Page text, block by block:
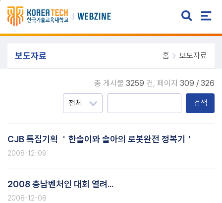
주메뉴 바로가기
본문 바로가기
보도자료 홈 보도자료
총 게시물 3259 건, 페이지 309 / 326
검색
CJB 특집기획 ＇한솔이와 솔아의 로봇완전 정복기＇
2008-12-09
2008 충남벤처인 대회 열려...
2008-12-08